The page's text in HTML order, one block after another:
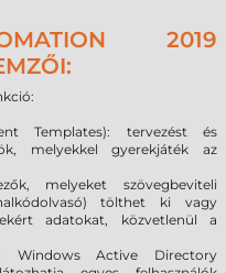
2019
Templates): tervezést és
melyekkel gyerekjáték az
melyeket szövegbeviteli
tölthet ki vagy
adatokat, közvetlenül a
Windows Active Directory